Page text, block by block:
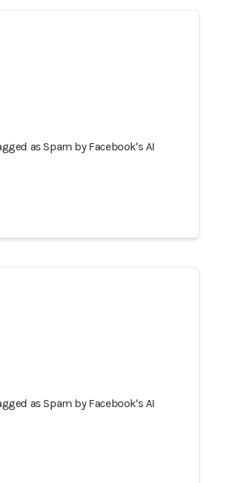
as Spam by Facebook's AI
as Spam by Facebook's AI